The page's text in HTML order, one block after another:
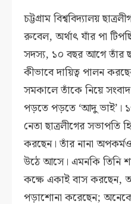
চট্টগ্রাম বিশ্ববিদ্যালয়
রুবেল, অর্থাৎ যাঁর পা
সদস্য, ১০ বছর আগে তাঁর
কীভাবে দায়িত্ব পালন
সমকালে তাঁকে নিয়ে
পড়তে পড়তে ‘আদু ভাই’।
নেতা ছাত্রলীগের সভাপতি
করছেন। তাঁর নানা
উঠে আসে। এমনকি তিনি
কক্ষে একাই বাস করছেন,
পড়াশোনা করেছেন;